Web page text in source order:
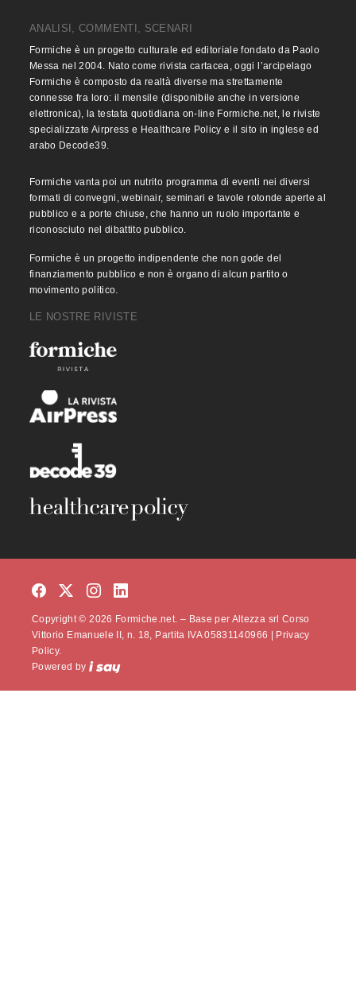
ANALISI, COMMENTI, SCENARI
Formiche è un progetto culturale ed editoriale fondato da Paolo
Messa nel 2004. Nato come rivista cartacea, oggi l’arcipelago
Formiche è composto da realtà diverse ma strettamente
connesse fra loro: il mensile (disponibile anche in versione
elettronica), la testata quotidiana on-line Formiche.net, le riviste
specializzate Airpress e Healthcare Policy e il sito in inglese ed
arabo Decode39.
Formiche vanta poi un nutrito programma di eventi nei diversi
formati di convegni, webinair, seminari e tavole rotonde aperte al
pubblico e a porte chiuse, che hanno un ruolo importante e
riconosciuto nel dibattito pubblico.
Formiche è un progetto indipendente che non gode del
finanziamento pubblico e non è organo di alcun partito o
movimento politico.
LE NOSTRE RIVISTE
Copyright © 2026 Formiche.net. – Base per Altezza srl Corso
Vittorio Emanuele II, n. 18, Partita IVA 05831140966 | Privacy
Policy.
Powered by